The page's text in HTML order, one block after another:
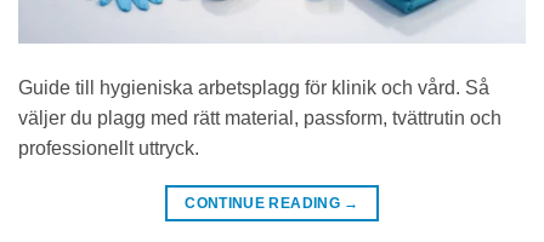
Guide till hygieniska arbetsplagg för klinik och vård. Så
väljer du plagg med rätt material, passform, tvättrutin och
professionellt uttryck.
CONTINUE READING →